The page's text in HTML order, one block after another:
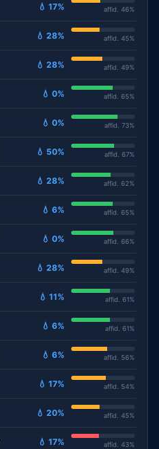
💧 17% affid. 46%
💧 28% affid. 45%
💧 28% affid. 49%
💧 0% affid. 65%
💧 0% affid. 73%
💧 50% affid. 67%
💧 28% affid. 62%
💧 6% affid. 65%
💧 0% affid. 66%
💧 28% affid. 49%
💧 11% affid. 61%
💧 6% affid. 61%
💧 6% affid. 56%
💧 17% affid. 54%
💧 20% affid. 45%
💧 17% affid. 43%